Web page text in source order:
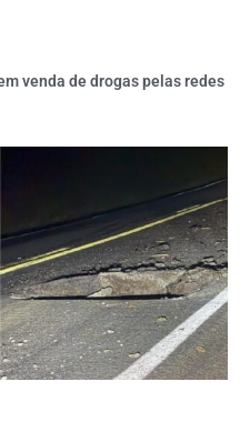
venda de drogas pelas redes